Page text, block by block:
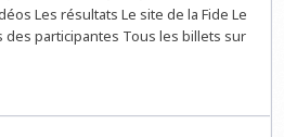
Les résultats Le site de la Fide Le
des participantes Tous les billets sur